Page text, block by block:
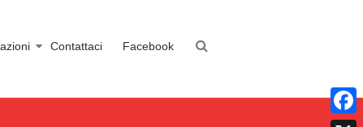
Contattaci Facebook